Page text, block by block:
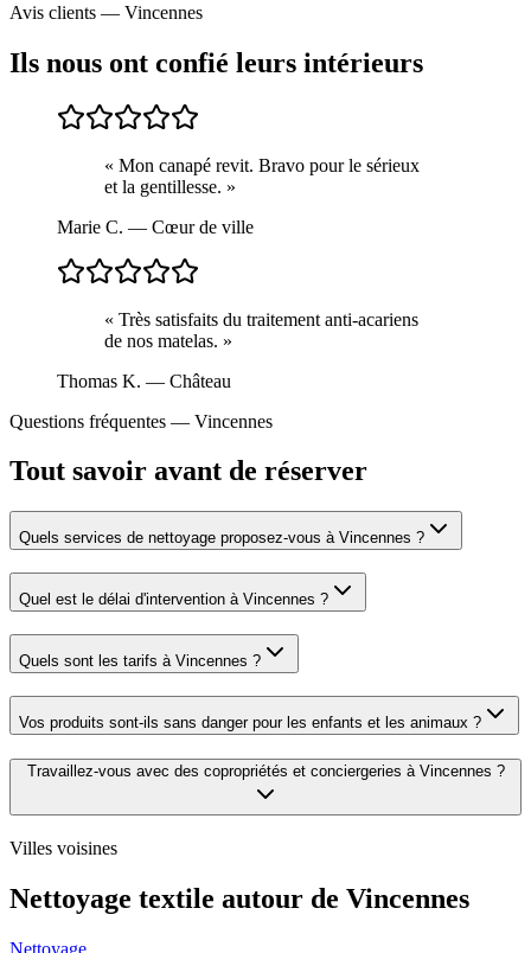
Avis clients — Vincennes
Ils nous ont confié leurs intérieurs
« Mon canapé revit. Bravo pour le sérieux
et la gentillesse. »
Marie C. — Cœur de ville
« Très satisfaits du traitement anti-acariens
de nos matelas. »
Thomas K. — Château
Questions fréquentes — Vincennes
Tout savoir avant de réserver
Quels services de nettoyage proposez-vous à Vincennes ?
Quel est le délai d'intervention à Vincennes ?
Quels sont les tarifs à Vincennes ?
Vos produits sont-ils sans danger pour les enfants et les animaux ?
Travaillez-vous avec des copropriétés et conciergeries à Vincennes ?
Villes voisines
Nettoyage textile autour de Vincennes
Nettoyage